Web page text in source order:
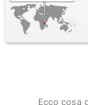
Ecco cosa